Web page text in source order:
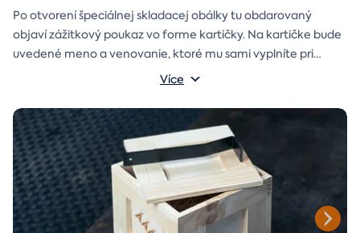
Po otvorení špeciálnej skladacej obálky tu obdarovaný
objaví zážitkový poukaz vo forme kartičky. Na kartičke bude
uvedené meno a venovanie, ktoré mu sami vyplníte pri
Více